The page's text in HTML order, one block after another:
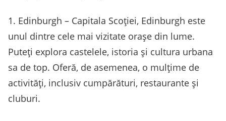
1. Edinburgh – Capitala Scoției, Edinburgh este
unul dintre cele mai vizitate orașe din lume.
Puteți explora castelele, istoria și cultura urbana
sa de top. Oferă, de asemenea, o mulțime de
activități, inclusiv cumpărături, restaurante și
cluburi.